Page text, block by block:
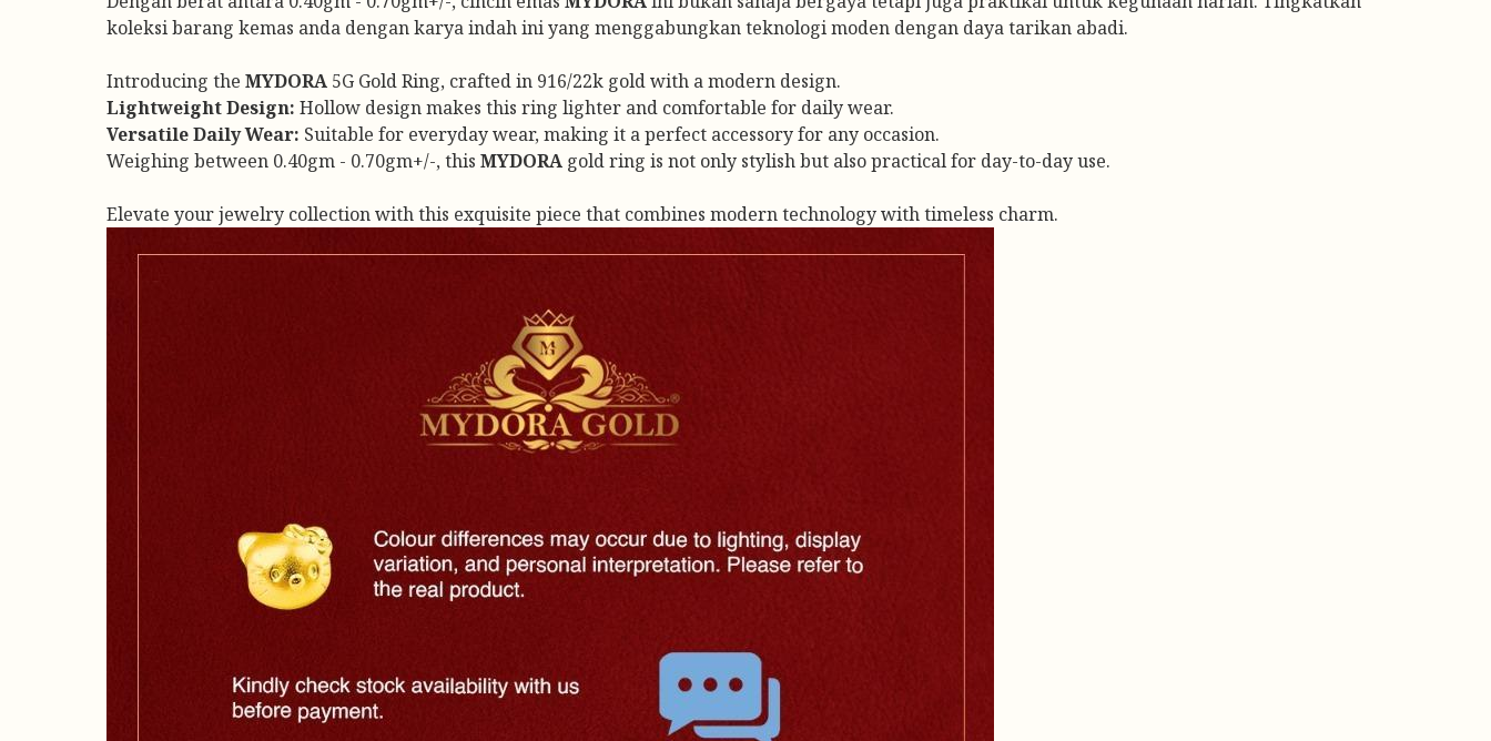
koleksi barang kemas anda dengan karya indah ini yang menggabungkan teknologi moden dengan daya tarikan abadi.
Introducing the MYDORA 5G Gold Ring, crafted in 916/22k gold with a modern design.
Lightweight Design: Hollow design makes this ring lighter and comfortable for daily wear.
Versatile Daily Wear: Suitable for everyday wear, making it a perfect accessory for any occasion.
Weighing between 0.40gm - 0.70gm+/-, this MYDORA gold ring is not only stylish but also practical for day-to-day use.
Elevate your jewelry collection with this exquisite piece that combines modern technology with timeless charm.